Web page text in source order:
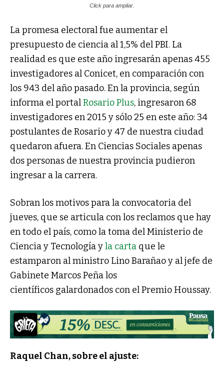
Click para ampliar.
La promesa electoral fue aumentar el
presupuesto de ciencia al 1,5% del PBI. La
realidad es que este año ingresarán apenas 455
investigadores al Conicet, en comparación con
los 943 del año pasado. En la provincia, según
informa el portalRosario Plus, ingresaron 68
investigadores en 2015 y sólo 25 en este año: 34
postulantes de Rosario y 47 de nuestra ciudad
quedaron afuera. En Ciencias Sociales apenas
dos personas de nuestra provincia pudieron
ingresar a la carrera.
Sobran los motivos para la convocatoria del
jueves, que se articula con los reclamos que hay
en todo el país, como la toma del Ministerio de
Ciencia y Tecnología yla carta que le
estamparon al ministro Lino Barañao y al jefe de
Gabinete Marcos Peña los
científicos galardonados con el Premio Houssay.
Raquel Chan, sobre el ajuste: